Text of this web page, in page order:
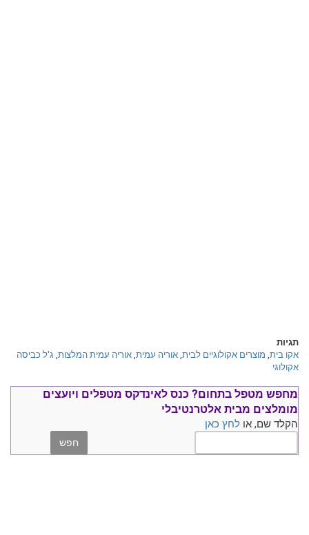
תגיות
אקו בית, מוצרים אקולוגיים לבית, אוריה עמית, אוריה עמית המלצות, ג'ל כביסה
אקולוגי
מחפש מטפל בתחום? כנס לאינדקס מטפלים ויועצים
מומלצים מבית אלטרנטיבלי
הקלד שם, או לחץ כאן